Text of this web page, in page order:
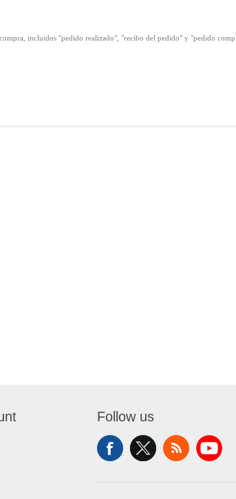
incluidos "pedido realizado", "recibo del pedido" y "pedido
Follow us